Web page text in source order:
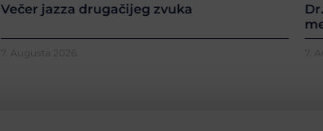
Večer jazza drugačijeg zvuka
7. Augusta 2026. 7.